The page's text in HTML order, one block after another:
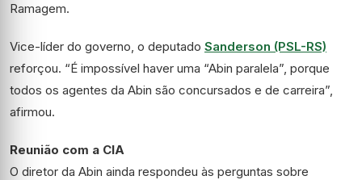
Ramagem.
Vice-líder do governo, o deputado Sanderson (PSL-RS)
reforçou. “É impossível haver uma “Abin paralela”, porque
todos os agentes da Abin são concursados e de carreira”,
afirmou.
Reunião com a CIA
O diretor da Abin ainda respondeu às perguntas sobre